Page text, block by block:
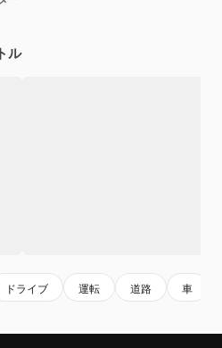
ル
ドライブ 運転 道路 車